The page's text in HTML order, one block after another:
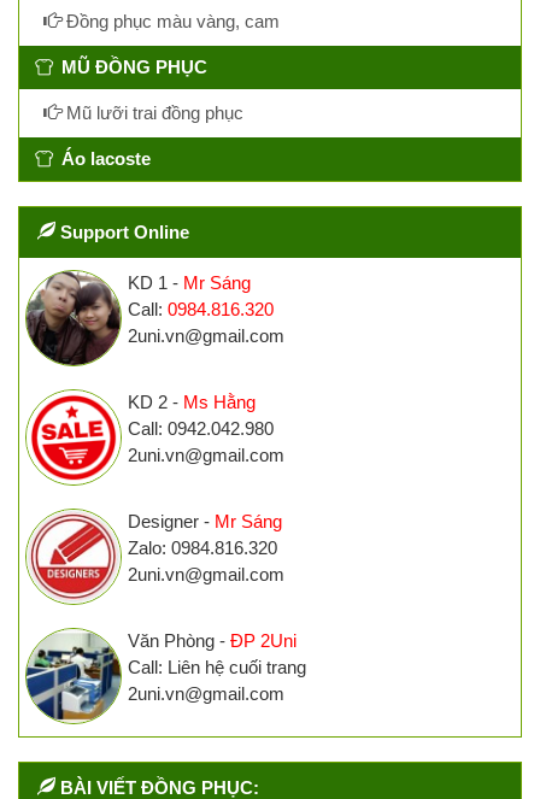
Đồng phục màu vàng, cam
MŨ ĐỒNG PHỤC
Mũ lưỡi trai đồng phục
Áo lacoste
Support Online
KD 1 - Mr Sáng
Call: 0984.816.320
2uni.vn@gmail.com
KD 2 - Ms Hằng
Call: 0942.042.980
2uni.vn@gmail.com
Designer - Mr Sáng
Zalo: 0984.816.320
2uni.vn@gmail.com
Văn Phòng - ĐP 2Uni
Call: Liên hệ cuối trang
2uni.vn@gmail.com
BÀI VIẾT ĐỒNG PHỤC: